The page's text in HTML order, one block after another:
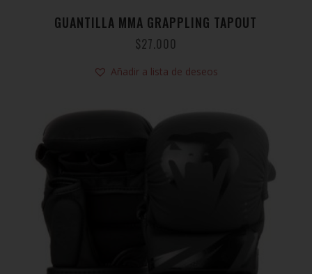
GUANTILLA MMA GRAPPLING TAPOUT
$27.000
Añadir a lista de deseos